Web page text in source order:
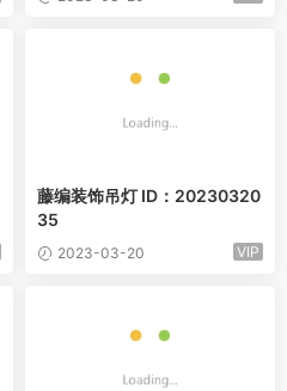
藤编装饰吊灯 ID：20230320
35
2023-03-20 VIP